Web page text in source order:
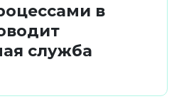
в
служба